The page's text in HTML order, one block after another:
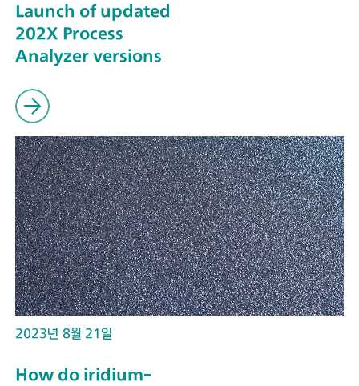
Launch of updated
202X Process
Analyzer versions
2023년 8월 21일
How do iridium-